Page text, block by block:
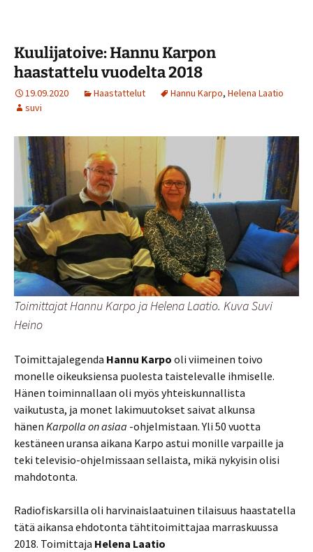
Kuulijatoive: Hannu Karpon
haastattelu vuodelta 2018
19.09.2020 Haastattelut Hannu Karpo, Helena Laatio
suvi
Toimittajat Hannu Karpo ja Helena Laatio. Kuva Suvi
Heino
Toimittajalegenda Hannu Karpo oli viimeinen toivo
monelle oikeuksiensa puolesta taistelevalle ihmiselle.
Hänen toiminnallaan oli myös yhteiskunnallista
vaikutusta, ja monet lakimuutokset saivat alkunsa
hänen Karpolla on asiaa -ohjelmistaan. Yli 50 vuotta
kestäneen uransa aikana Karpo astui monille varpaille ja
teki televisio-ohjelmissaan sellaista, mikä nykyisin olisi
mahdotonta.
Radiofiskarsilla oli harvinaislaatuinen tilaisuus haastatella
tätä aikansa ehdotonta tähtitoimittajaa marraskuussa
2018. Toimittaja Helena Laatio